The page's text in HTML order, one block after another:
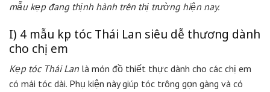
mẫu kẹp đang thịnh hành trên thị trường hiện nay.
I) 4 mẫu kẹp tóc Thái Lan siêu dễ thương dành
cho chị em
Kẹp tóc Thái Lan là món đồ thiết thực dành cho các chị em
có mái tóc dài. Phụ kiện này giúp tóc trông gọn gàng và có